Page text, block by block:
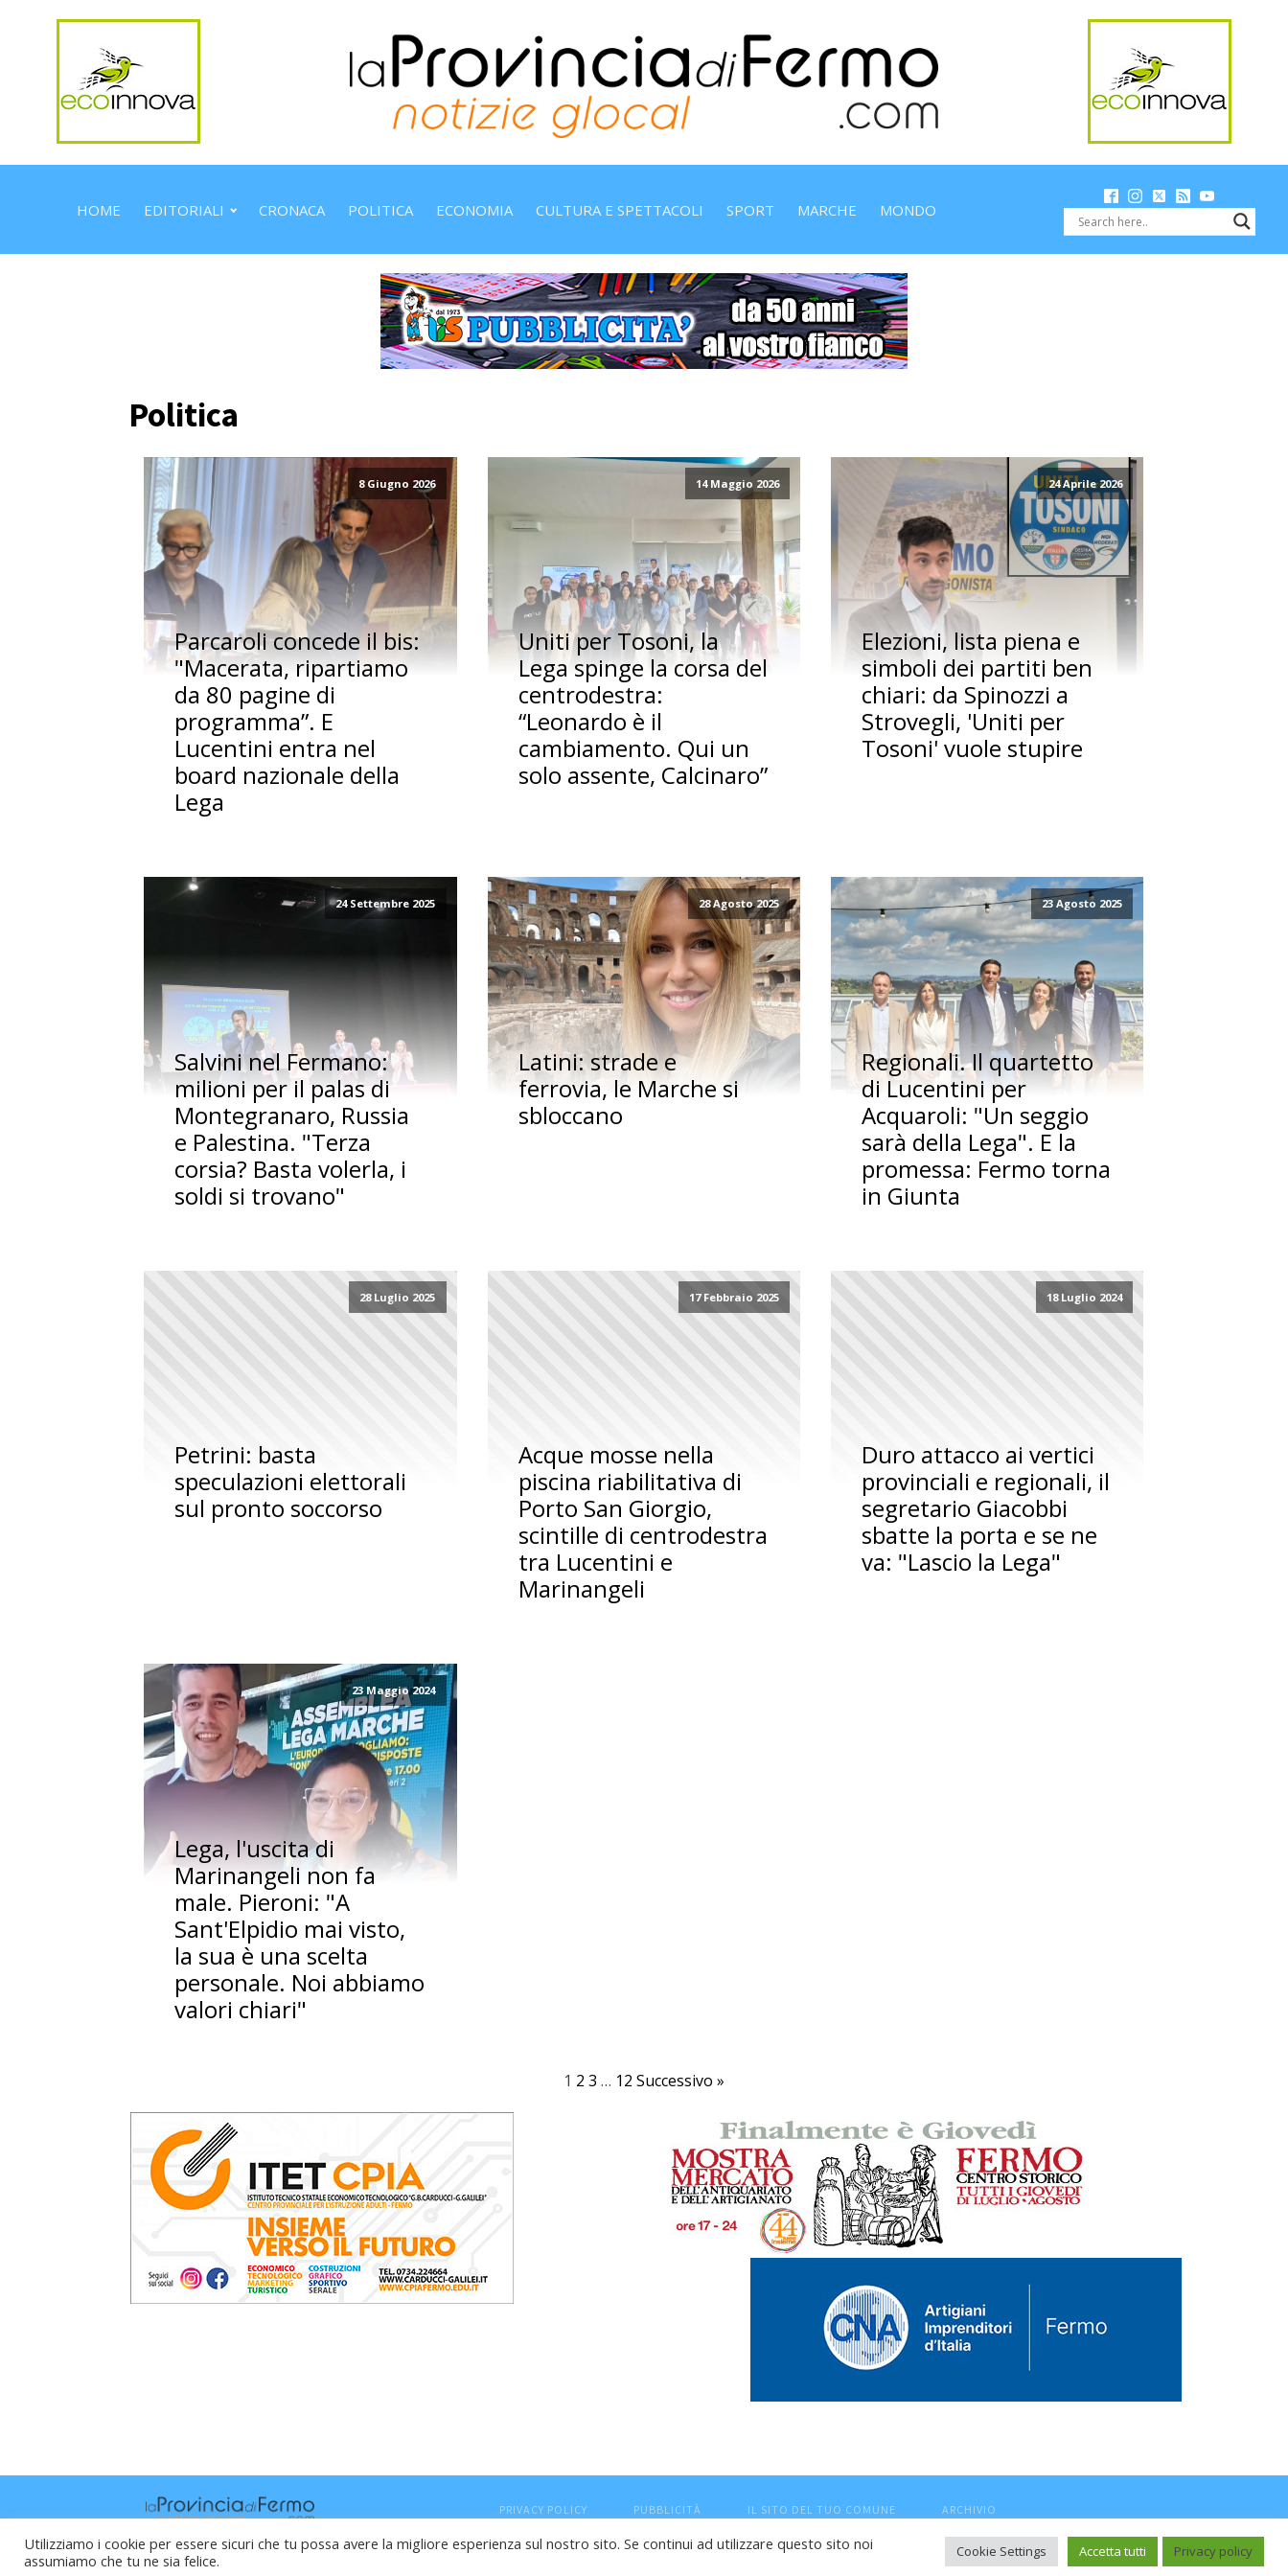
HOME EDITORIALI CRONACA POLITICA ECONOMIA CULTURA E SPETTACOLI SPORT MARCHE MONDO
Politica
8 Giugno 2026
Parcaroli concede il bis:
"Macerata, ripartiamo
da 80 pagine di
programma”. E
Lucentini entra nel
board nazionale della
Lega
14 Maggio 2026
Uniti per Tosoni, la
Lega spinge la corsa del
centrodestra:
“Leonardo è il
cambiamento. Qui un
solo assente, Calcinaro”
24 Aprile 2026
Elezioni, lista piena e
simboli dei partiti ben
chiari: da Spinozzi a
Strovegli, 'Uniti per
Tosoni' vuole stupire
24 Settembre 2025
Salvini nel Fermano:
milioni per il palas di
Montegranaro, Russia
e Palestina. "Terza
corsia? Basta volerla, i
soldi si trovano"
28 Agosto 2025
Latini: strade e
ferrovia, le Marche si
sbloccano
23 Agosto 2025
Regionali. Il quartetto
di Lucentini per
Acquaroli: "Un seggio
sarà della Lega". E la
promessa: Fermo torna
in Giunta
28 Luglio 2025
Petrini: basta
speculazioni elettorali
sul pronto soccorso
17 Febbraio 2025
Acque mosse nella
piscina riabilitativa di
Porto San Giorgio,
scintille di centrodestra
tra Lucentini e
Marinangeli
18 Luglio 2024
Duro attacco ai vertici
provinciali e regionali, il
segretario Giacobbi
sbatte la porta e se ne
va: "Lascio la Lega"
23 Maggio 2024
Lega, l'uscita di
Marinangeli non fa
male. Pieroni: "A
Sant'Elpidio mai visto,
la sua è una scelta
personale. Noi abbiamo
valori chiari"
1 2 3 … 12 Successivo »
PRIVACY POLICY PUBBLICITÀ IL SITO DEL TUO COMUNE ARCHIVIO
Raffaele Vitali - via Leopardi 10 - 61121 Pesaro (PU) - Cod.Fisc VTLRFL77B02L500Y - Testata giornalistica, aut. Trib.Fermo n.04/2010 del 05/08/2010
Utilizziamo i cookie per essere sicuri che tu possa avere la migliore esperienza sul nostro sito. Se continui ad utilizzare questo sito noi
assumiamo che tu ne sia felice.
Cookie Settings Accetta tutti Privacy policy